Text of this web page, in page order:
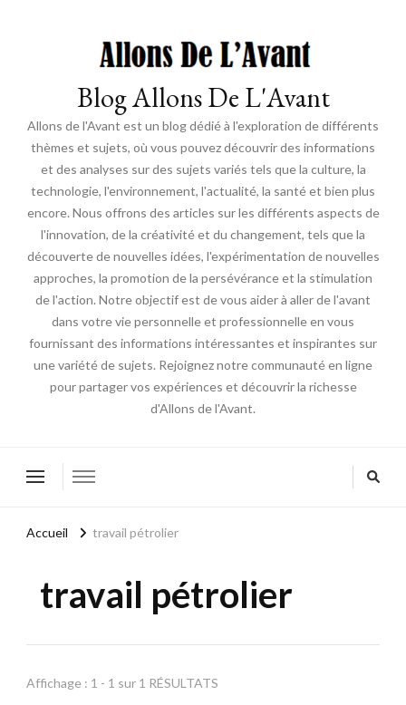
Blog Allons De L'Avant
Allons de l'Avant est un blog dédié à l'exploration de différents
thèmes et sujets, où vous pouvez découvrir des informations
et des analyses sur des sujets variés tels que la culture, la
technologie, l'environnement, l'actualité, la santé et bien plus
encore. Nous offrons des articles sur les différents aspects de
l'innovation, de la créativité et du changement, tels que la
découverte de nouvelles idées, l'expérimentation de nouvelles
approches, la promotion de la persévérance et la stimulation
de l'action. Notre objectif est de vous aider à aller de l'avant
dans votre vie personnelle et professionnelle en vous
fournissant des informations intéressantes et inspirantes sur
une variété de sujets. Rejoignez notre communauté en ligne
pour partager vos expériences et découvrir la richesse
d'Allons de l'Avant.
Accueil travail pétrolier
travail pétrolier
Affichage : 1 - 1 sur 1 RÉSULTATS